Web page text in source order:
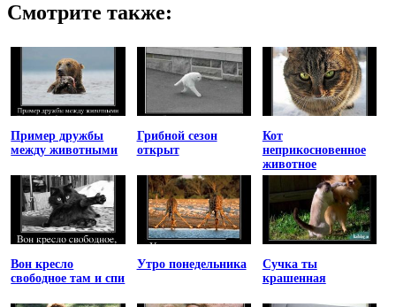
Смотрите также:
Пример дружбы
между животными
Грибной сезон
открыт
Кот
неприкосновенное
животное
Вон кресло
свободное там и спи
Утро понедельника
Сучка ты
крашенная